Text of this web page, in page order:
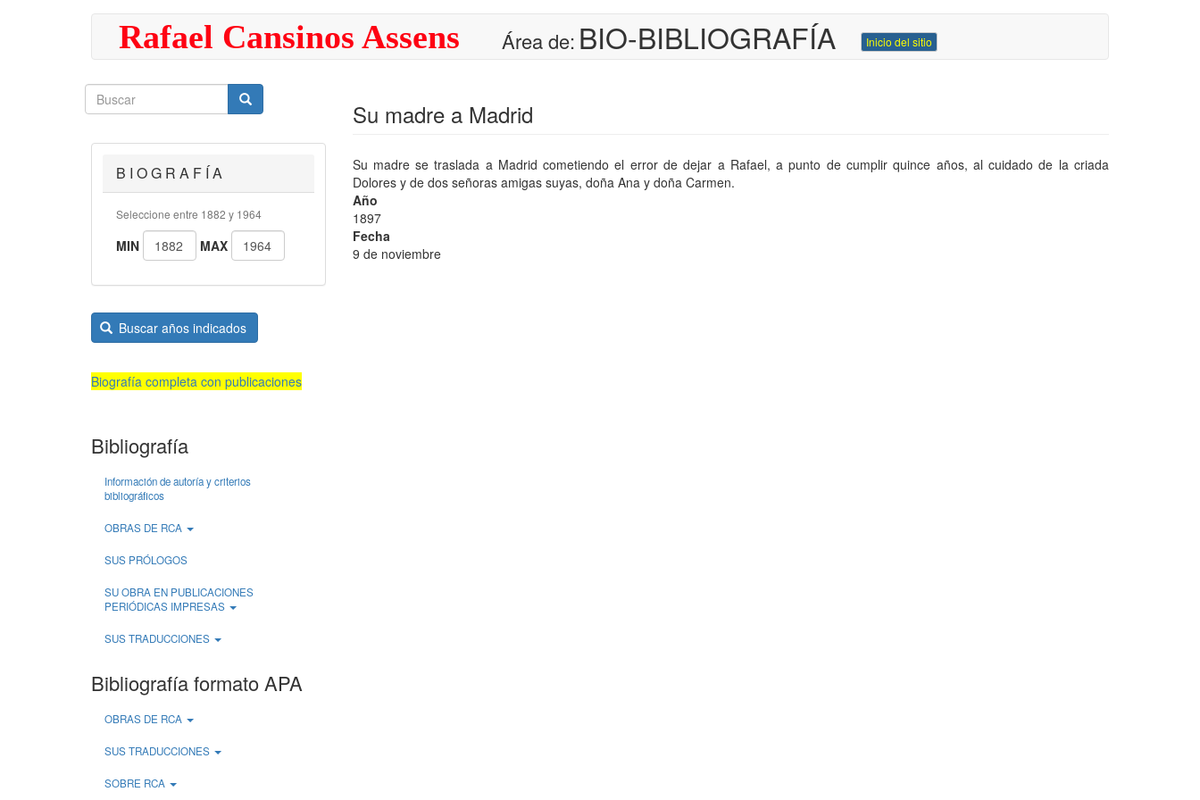
Rafael Cansinos Assens Área de: BIO-BIBLIOGRAFÍA Inicio del sitio
Buscar
Buscar
Buscar
B I O G R A F Í A
Seleccione entre 1882 y 1964
MIN MAX
Buscar años indicados
Biografía completa con publicaciones
Bibliografía
Información de autoría y criterios
bibliográficos
OBRAS DE RCA
SUS PRÓLOGOS
SU OBRA EN PUBLICACIONES
PERIÓDICAS IMPRESAS
SUS TRADUCCIONES
Bibliografía formato APA
OBRAS DE RCA
SUS TRADUCCIONES
SOBRE RCA
Su madre a Madrid
Su madre se traslada a Madrid cometiendo el error de dejar a Rafael, a punto de cumplir quince años, al cuidado de la criada
Dolores y de dos señoras amigas suyas, doña Ana y doña Carmen.
Año
1897
Fecha
9 de noviembre